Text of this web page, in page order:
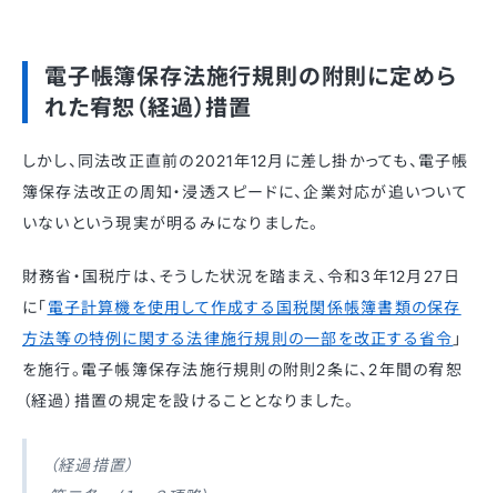
電子帳簿保存法施行規則の附則に定めら
れた宥恕（経過）措置
しかし、同法改正直前の2021年12月に差し掛かっても、電子帳
簿保存法改正の周知・浸透スピードに、企業対応が追いついて
いないという現実が明るみになりました。
財務省・国税庁は、そうした状況を踏まえ、令和3年12月27日
に「電子計算機を使用して作成する国税関係帳簿書類の保存
方法等の特例に関する法律施行規則の一部を改正する省令 」
を施行。電子帳簿保存法施行規則の附則2条に、2年間の宥恕
（経過）措置の規定を設けることとなりました。
（経過措置）